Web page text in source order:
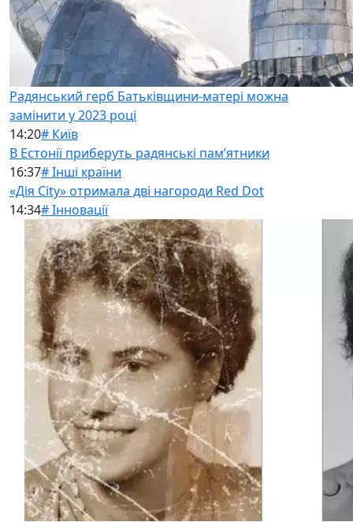
Радянський герб Батьківщини-матері можна
замінити у 2023 році
14:20# Київ
В Естонії приберуть радянські памʼятники
16:37# Інші країни
«Дія City» отримала дві нагороди Red Dot
14:34# Інновації